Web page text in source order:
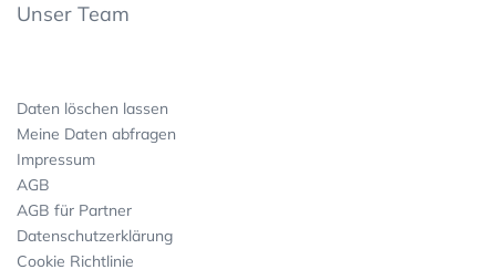
Unser Team
Daten löschen lassen
Meine Daten abfragen
Impressum
AGB
AGB für Partner
Datenschutzerklärung
Cookie Richtlinie